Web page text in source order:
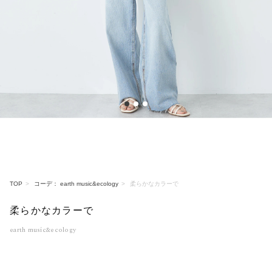
TOP コーデ： earth music&ecology 柔らかなカラーで
柔らかなカラーで
earth music&ecology
1 2